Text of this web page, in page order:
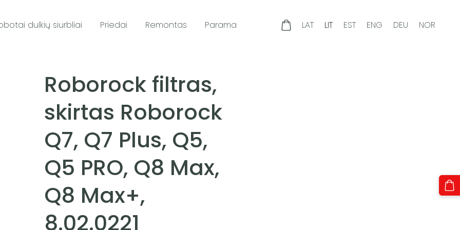
dulkių siurbliai Priedai Remontas Parama LAT LIT EST ENG DEU NOR
Roborock filtras,
skirtas Roborock
Q7, Q7 Plus, Q5,
Q5 PRO, Q8 Max,
Q8 Max+,
8.02.0221